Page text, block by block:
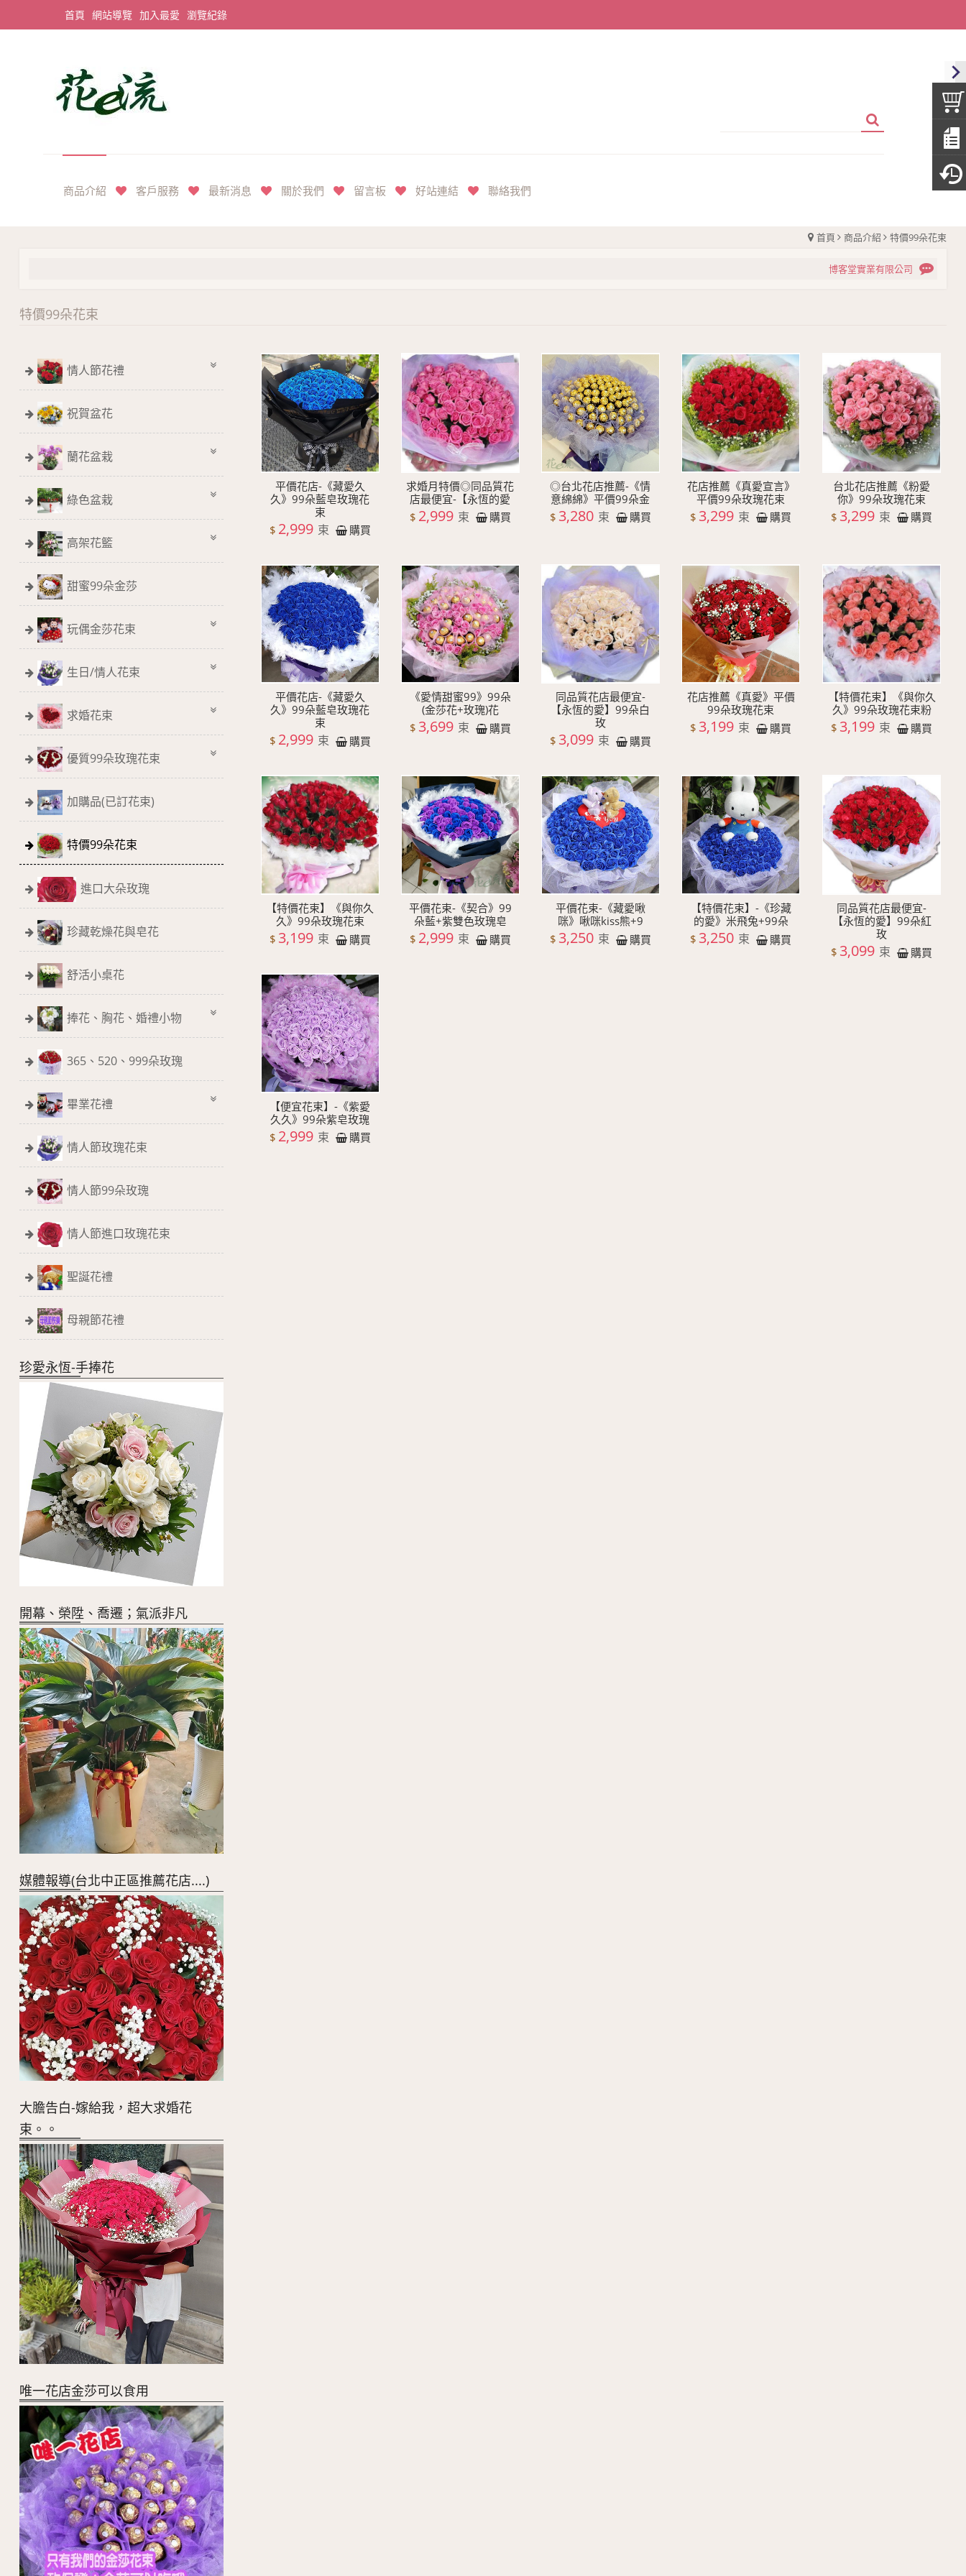
首頁 網站導覽 加入最愛 瀏覽紀錄
商品介紹 客戶服務 最新消息 關於我們 留言板 好站連結 聯絡我們
首頁 商品介紹 特價99朵花束
博客堂實業有限公司
特價99朵花束
情人節花禮
祝賀盆花
蘭花盆栽
綠色盆栽
高架花籃
甜蜜99朵金莎
玩偶金莎花束
生日/情人花束
求婚花束
優質99朵玫瑰花束
加購品(已訂花束)
特價99朵花束
進口大朵玫瑰
珍藏乾燥花與皂花
舒活小桌花
捧花、胸花、婚禮小物
365、520、999朵玫瑰
畢業花禮
情人節玫瑰花束
情人節99朵玫瑰
情人節進口玫瑰花束
聖誕花禮
母親節花禮
珍愛永恆-手捧花
開幕、榮陞、喬遷；氣派非凡
媒體報導(台北中正區推薦花店....)
大膽告白-嫁給我，超大求婚花
束。。
唯一花店金莎可以食用
平價花店-《藏愛久
久》99朵藍皂玫瑰花
束
$ 2,999 束 購買
求婚月特價◎同品質花
店最便宜-【永恆的愛
$ 2,999 束 購買
◎台北花店推薦-《情
意綿綿》平價99朵金
$ 3,280 束 購買
花店推薦《真愛宣言》
平價99朵玫瑰花束
$ 3,299 束 購買
台北花店推薦《粉愛
你》99朵玫瑰花束
$ 3,299 束 購買
平價花店-《藏愛久
久》99朵藍皂玫瑰花
束
$ 2,999 束 購買
《愛情甜蜜99》99朵
(金莎花+玫瑰)花
$ 3,699 束 購買
同品質花店最便宜-
【永恆的愛】99朵白
玫
$ 3,099 束 購買
花店推薦《真愛》平價
99朵玫瑰花束
$ 3,199 束 購買
【特價花束】《與你久
久》99朵玫瑰花束粉
$ 3,199 束 購買
【特價花束】《與你久
久》99朵玫瑰花束
$ 3,199 束 購買
平價花束-《契合》99
朵藍+紫雙色玫瑰皂
$ 2,999 束 購買
平價花束-《藏愛啾
咪》啾咪kiss熊+9
$ 3,250 束 購買
【特價花束】-《珍藏
的愛》米飛兔+99朵
$ 3,250 束 購買
同品質花店最便宜-
【永恆的愛】99朵紅
玫
$ 3,099 束 購買
【便宜花束】-《紫愛
久久》99朵紫皂玫瑰
$ 2,999 束 購買